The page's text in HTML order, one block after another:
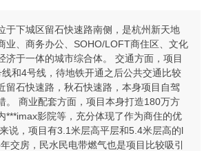
于下城区留石快速路南侧，是杭州新天地
业、商务办公、SOHO/LOFT商住区、文化
济于一体的城市综合体。 交通方面，项目
和4号线，待地铁开通之后公共交通比较
留石快速路，秋石快速路，本身项目自驾
。 商业配套方面，项目本身打造180万方
***imax影院等，充分体现了作为商住的优
说，项目有3.1米层高平层和5.4米层高的l
交房，民水民电带燃气也是项目比较吸引